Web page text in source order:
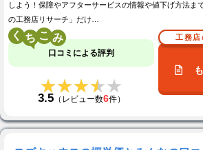
しよう！保障やアフターサービスの情報や値下げ方法ま
の工務店リサーチ」だけ…
く こ
口コミによる評判
★★★★★
★★★★★
3.5（レビュー数6件）
工務店